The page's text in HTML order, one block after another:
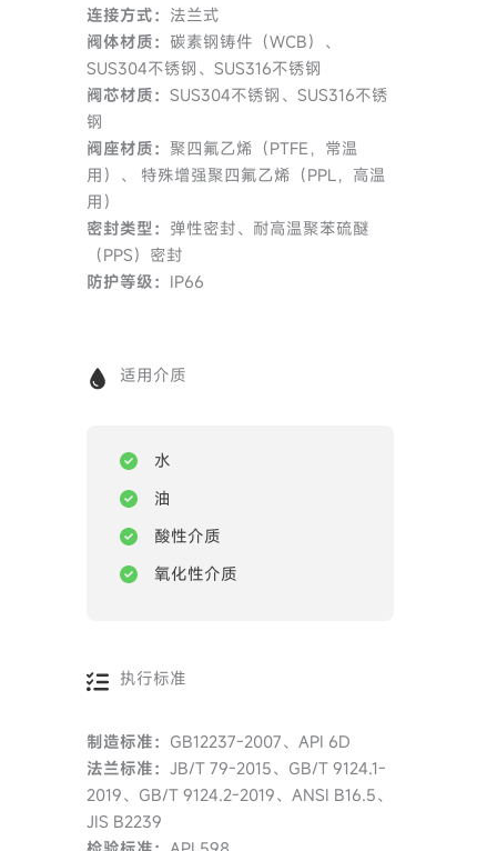
连接方式： 法兰式
阀体材质： 碳素钢铸件（WCB）、
SUS304不锈钢、SUS316不锈钢
阀芯材质：SUS304不锈钢、SUS316不锈
钢
阀座材质： 聚四氟乙烯（PTFE，常温
用）、 特殊增强聚四氟乙烯（PPL，高温
用）
密封类型： 弹性密封、耐高温聚苯硫醚
（PPS）密封
防护等级： IP66
适用介质
水
油
酸性介质
氧化性介质
执行标准
制造标准： GB12237-2007、API 6D
法兰标准：JB/T 79-2015、GB/T 9124.1-
2019、GB/T 9124.2-2019、ANSI B16.5、
JIS B2239